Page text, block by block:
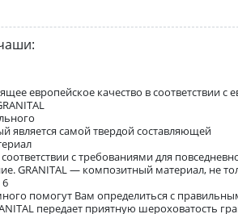
европейское качество в соответствии с
является самой твердой составляющей
с требованиями для
GRANITAL — композитный материал, не
помогут Вам определиться с
передает приятную шероховатость